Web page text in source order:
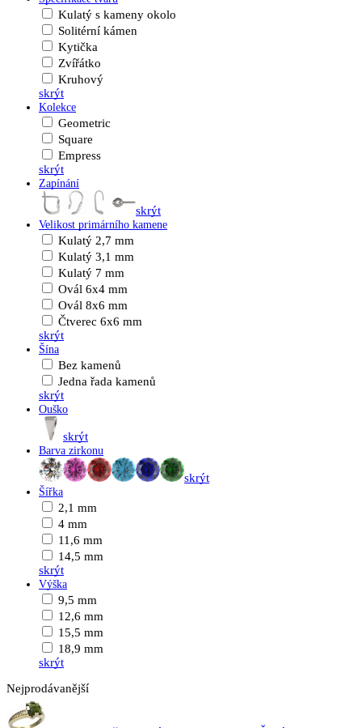
Kulatý s kameny okolo
Solitérní kámen
Kytička
Zvířátko
Kruhový
skrýt
Kolekce
Geometric
Square
Empress
skrýt
Zapínání
skrýt
Velikost primárního kamene
Kulatý 2,7 mm
Kulatý 3,1 mm
Kulatý 7 mm
Ovál 6x4 mm
Ovál 8x6 mm
Čtverec 6x6 mm
skrýt
Šína
Bez kamenů
Jedna řada kamenů
skrýt
Ouško
skrýt
Barva zirkonu
skrýt
Šířka
2,1 mm
4 mm
11,6 mm
14,5 mm
skrýt
Výška
9,5 mm
12,6 mm
15,5 mm
18,9 mm
skrýt
Nejprodávanější